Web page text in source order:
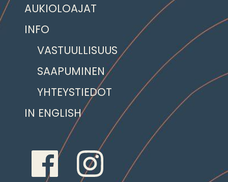
AUKIOLOAJAT
INFO
VASTUULLISUUS
SAAPUMINEN
YHTEYSTIEDOT
IN ENGLISH